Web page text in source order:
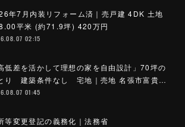
年7月内装リフォーム済｜売戸建 4DK 土地
平米 (約71.9坪) 420万円
02:15
低差を活かして理想の家を自由設計」70坪の
り 建築条件なし 宅地｜売地 名張市富貴…
01:45
等変更登記の義務化｜法務省